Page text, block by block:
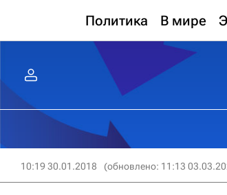
Политика В мире
10:19 30.01.2018 (обновлено: 11:13